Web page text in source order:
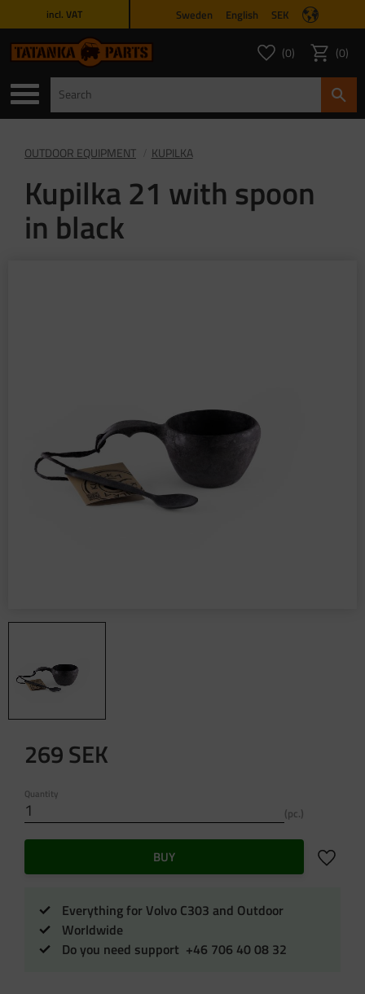
incl. VAT Sweden English SEK
Favorites
FAVORITES
0 Basket
0
OUTDOOR EQUIPMENT KUPILKA
Kupilka 21 with spoon
in black
269SEK
Quantity
pc.
BUY Add to
Everything for Volvo C303 and Outdoor
Worldwide
Do you need support +46 706 40 08 32